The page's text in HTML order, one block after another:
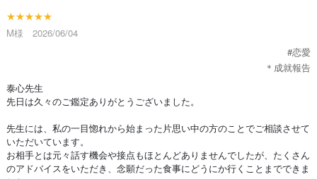
★★★★★
M様 2026/06/04
#恋愛
＊成就報告
泰心先生
先日は久々のご鑑定ありがとうございました。
先生には、私の一目惚れから始まった片思い中の方のことでご相談させて
いただいています。
お相手とは元々話す機会や接点もほとんどありませんでしたが、たくさん
のアドバイスをいただき、念願だった食事にどうにか行くことまでできま